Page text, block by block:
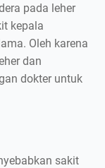
pada leher
kepala
Oleh karena
dan
dokter untuk
sakit